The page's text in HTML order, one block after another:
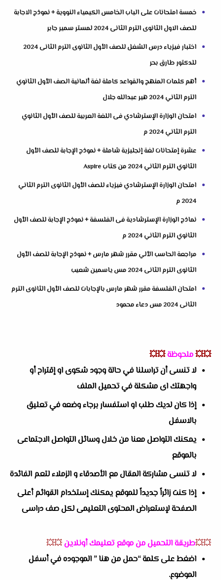
خمسة امتحانات على الباب الخامس الكيمياء النووية + نموذج الاجابة
للصف الاول الثانوى الترم الثانى 2024 لمستر سمير جابر
اختبار فيزياء درس الشغل للصف الأول الثانوى الترم الثانى 2024
للدكتور طارق بحر
أهم كلمات المنهج والقواعد كاملة لغة ألمانية الصف الأول الثانوي
الترم الثاني 2024 هير عبدالله جلال
امتحان الوزارة الإسترشادي فى اللغة العربية للصف الأول الثانوي
الترم الثاني 2024 م
عشرة إمتحانات لغة إنجليزية شاملة + نموذج الإجابة للصف الأول
الثانوي الترم الثاني 2024 من كتاب Aspire
امتحان الوزارة الإسترشادي فيزياء للصف الأول الثانوى الترم الثاني
2024 م
نماذج الوزارة الإسترشادية فى الفلسفة + نموذج الإجابة للصف الأول
الثانوي الترم الثاني 2024 م
مراجعة الحاسب الألي مقرر شهر مارس + نموذج الإجابة للصف الأول
الثانوى الترم الثانى 2024 مس ياسمين شعيب
امتحان الفلسفة مقرر شهر مارس بالإجابات للصف الأول الثانوى الترم
الثانى 2024 مس دعاء محمود
💥💥ملحوظة💥💥
لا تنسى أن تراسلنا في حالة وجود شكوى او إقتراح أو
واجهتك اى مشكلة في تحميل الملف
إذا كان لديك طلب او استفسار برجاء وضعه في تعليق
بالاسفل
يمكنك التواصل معنا من خلال وسائل التواصل الاجتماعى
بالموقع
لا تنسى مشاركة المقال مع الأصدقاء و الزملاء لتعم الفائدة
إذا كنت زائراً جديداً للموقع يمكنك إستخدام القوائم أعلى
الصفحة لإستعراض المحتوى التعليمى لكل صف دراسى
💥💥طريقة التحميل من موقع تعليمك أونلاين💥💥
اضغط على كلمة “حمل من هنا ” الموجوده في أسفل
الموضوع.